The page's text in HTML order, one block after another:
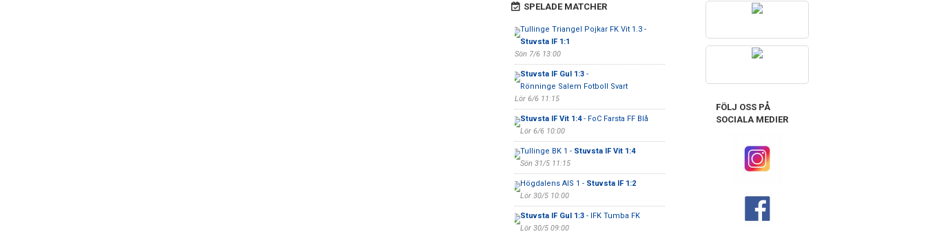
SPELADE MATCHER
Tullinge Triangel Pojkar FK Vit 1.3 -
Stuvsta IF 1:1
Sön 7/6 13:00
Stuvsta IF Gul 1:3-
Rönninge Salem Fotboll Svart
Lör 6/6 11:15
Stuvsta IF Vit 1:4- FoC Farsta FF Blå
Lör 6/6 10:00
Tullinge BK 1 - Stuvsta IF Vit 1:4
Sön 31/5 11:15
Högdalens AIS 1 - Stuvsta IF 1:2
Lör 30/5 10:00
Stuvsta IF Gul 1:3- IFK Tumba FK
Lör 30/5 09:00
FÖLJ OSS PÅ
SOCIALA MEDIER